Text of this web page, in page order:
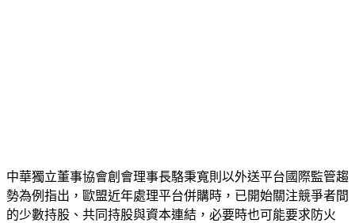
中華獨立董事協會創會理事長駱秉寬則以外送平台國際監管趨
勢為例指出，歐盟近年處理平台併購時，已開始關注競爭者間
的少數持股、共同持股與資本連結，必要時也可能要求防火